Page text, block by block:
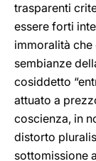
trasparenti
essere forti
immoralità
sembianze
cosiddetto
attuato a
coscienza, in
distorto
sottomissione